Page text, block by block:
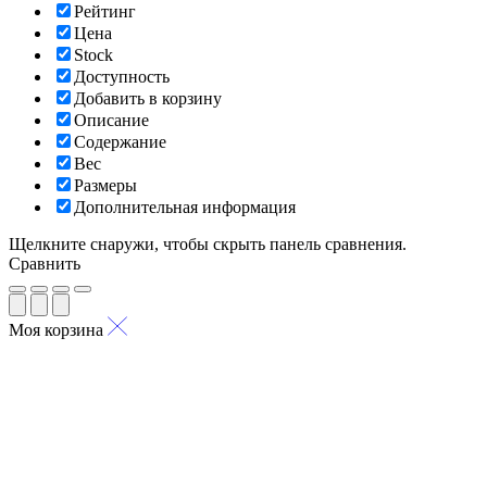
Рейтинг
Цена
Stock
Доступность
Добавить в корзину
Описание
Содержание
Вес
Размеры
Дополнительная информация
Щелкните снаружи, чтобы скрыть панель сравнения.
Сравнить
Моя корзина